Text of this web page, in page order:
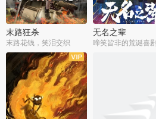
末路狂杀
末路花钱，笑泪交织
无名之辈
啼笑皆非的荒诞喜剧